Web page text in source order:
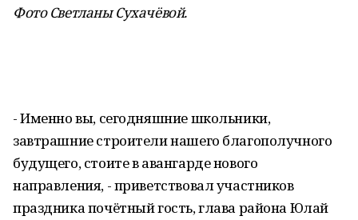
Фото Светланы Сухачёвой.
- Именно вы, сегодняшние школьники,
завтрашние строители нашего благополучного
будущего, стоите в авангарде нового
направления, - приветствовал участников
праздника почётный гость, глава района Юлай